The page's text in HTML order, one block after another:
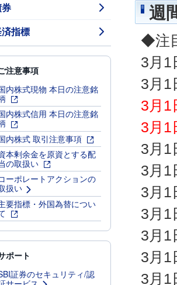
指標
注意事項
内株式現物 本日の注意銘
内株式信用 本日の注意銘
内株式 取引注意事項
本剰余金を原資とする配
の取扱い
ーポレートアクションの
扱い
要指標・外国為替につい
ポート
証券のセキュリティ/認
週
◆注
3月1
3月1
3月1
3月1
3月1
3月1
3月1
3月1
3月1
3月1
3月1